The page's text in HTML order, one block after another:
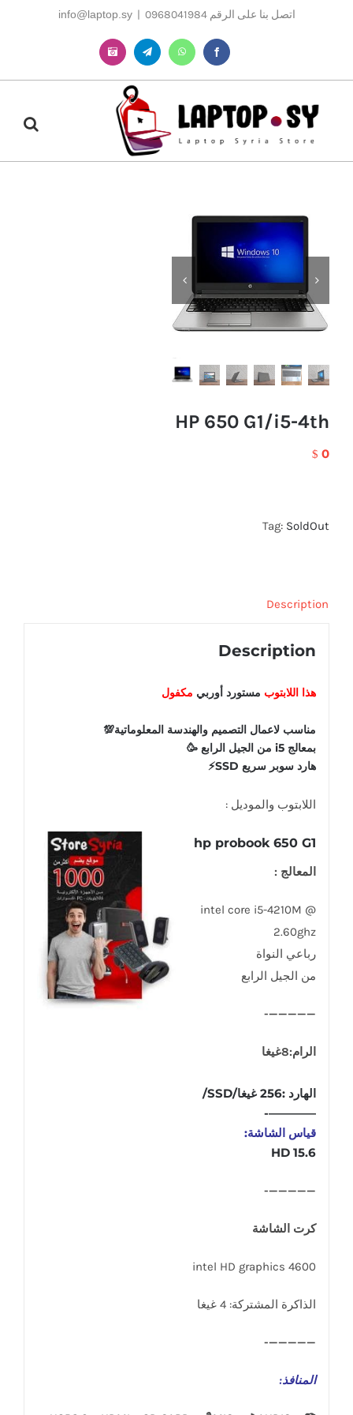
اتصل بنا على الرقم 0968041984 |
info@laptop.sy
Facebook
WhatsApp
Telegram
Instagram
HP 650 G1/i5-4th
$ 0
Tag: SoldOut
Description
Description
هذا اللابتوب مستورد أوربي مكفول
مناسب لاعمال التصميم والهندسة المعلوماتية💯
بمعالج i5 من الجيل الرابع 🥳
هارد سوبر سريع SSD⚡
اللابتوب والموديل :
hp probook 650 G1
المعالج :
intel core i5-4210M @
2.60ghz
رباعي النواة
من الجيل الرابع
—————-
الرام:8غيغا
الهارد :256 غيغا/SSD/
————-
قياس الشاشة:
15.6 HD
—————-
كرت الشاشة
intel HD graphics 4600
الذاكرة المشتركة: 4 غيغا
—————-
المنافذ: